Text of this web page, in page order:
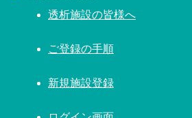
透析施設の皆様へ
ご登録の手順
新規施設登録